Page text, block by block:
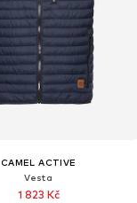
CAMEL ACTIVE
Vesta
1 823 Kč